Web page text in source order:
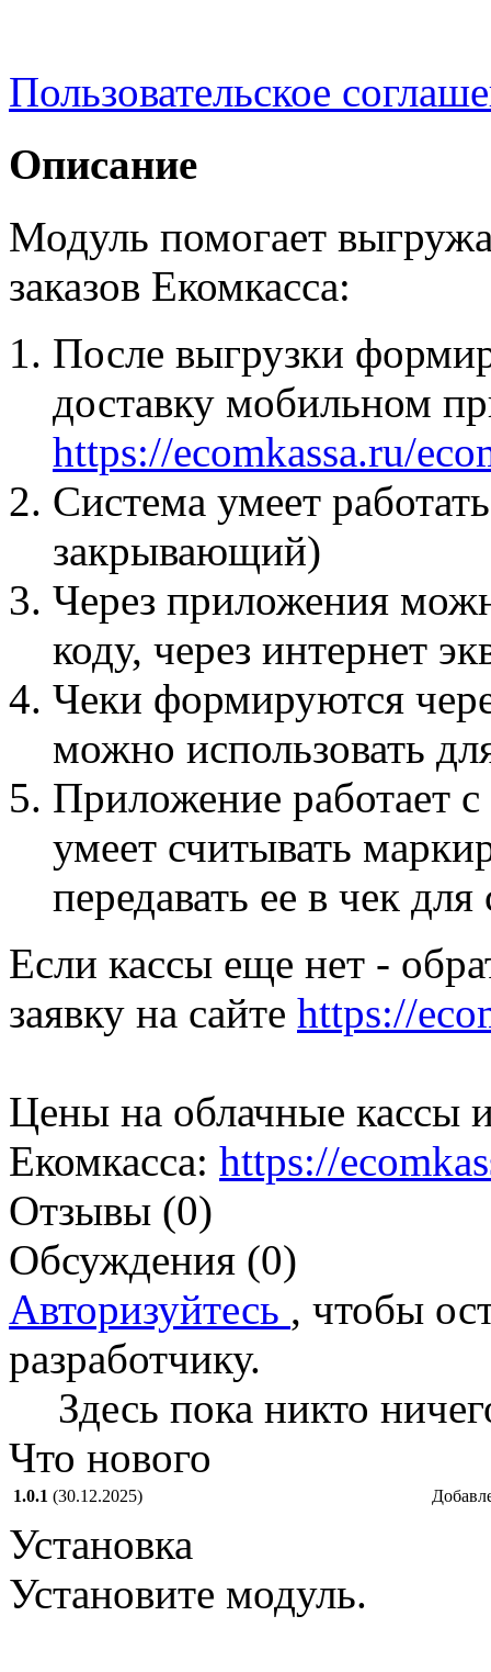
Пользовательское
Описание
Модуль помогает
заказов Екомкасса:
После выгрузки
доставку мобильном
https://ecomkassa.ru/
Система умеет
закрывающий)
Через приложения
коду, через интернет
Чеки формируются
можно использовать
Приложение работает
умеет считывать
передавать ее в чек
Если кассы еще нет -
заявку на сайте https://
Цены на облачные кассы
Екомкасса: https://
Отзывы (0)
Обсуждения (0)
Авторизуйтесь , чтобы
разработчику.
Здесь пока никто
Что нового
1.0.1 (30.12.2025)
Установка
Установите модуль.